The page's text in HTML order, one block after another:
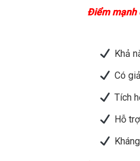
Điểm mạnh
Khả
Có
Tích
Hỗ